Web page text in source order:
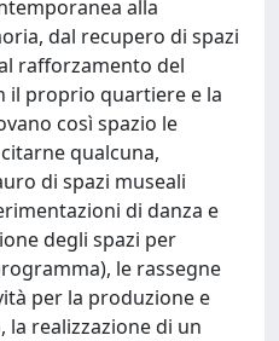
alla
dal recupero di spazi
rafforzamento del
il proprio quartiere e la
così spazio le
qualcuna,
di spazi museali
di danza e
degli spazi per
le rassegne
per la produzione e
realizzazione di un